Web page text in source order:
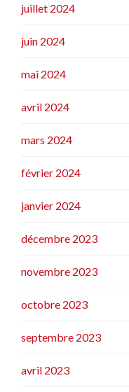
juillet 2024
juin 2024
mai 2024
avril 2024
mars 2024
février 2024
janvier 2024
décembre 2023
novembre 2023
octobre 2023
septembre 2023
avril 2023